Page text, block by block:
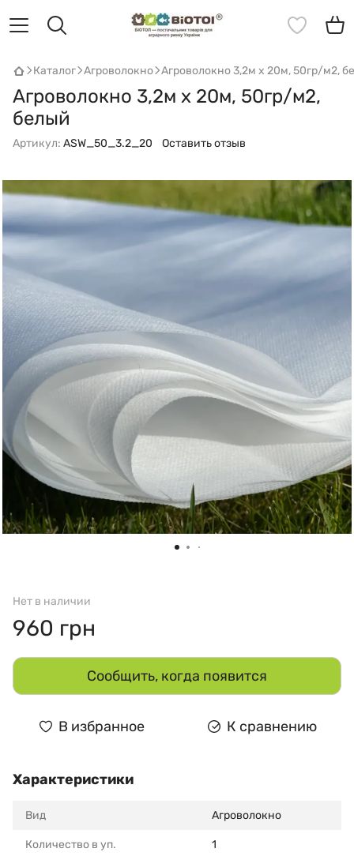
Каталог Агроволокно Агроволокно 3,2м х 20м, 50гр/м2,
Агроволокно 3,2м х 20м, 50гр/м2,
белый
Артикул: ASW_50_3.2_20 Оставить отзыв
Нет в наличии
960 грн
Сообщить, когда появится
В избранное К сравнению
Характеристики
Вид Агроволокно
Количество в уп. 1